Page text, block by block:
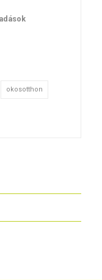
okosotthon